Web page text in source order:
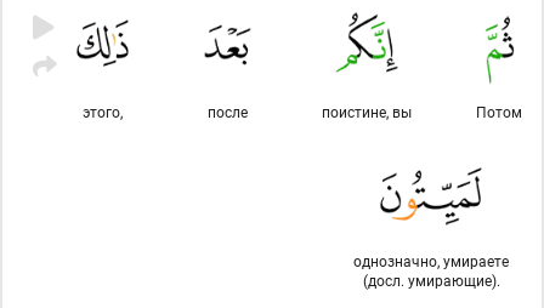
Потом
поистине, вы
после
этого,
однозначно, умираете
(досл. умирающие).